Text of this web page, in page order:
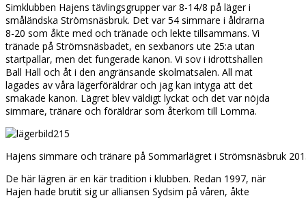
Simklubben Hajens tävlingsgrupper var 8-14/8 på läger i
småländska Strömsnäsbruk. Det var 54 simmare i åldrarna
8-20 som åkte med och tränade och lekte tillsammans. Vi
tränade på Strömsnäsbadet, en sexbanors ute 25:a utan
startpallar, men det fungerade kanon. Vi sov i idrottshallen
Ball Hall och åt i den angränsande skolmatsalen. All mat
lagades av våra lägerföräldrar och jag kan intyga att det
smakade kanon. Lägret blev väldigt lyckat och det var nöjda
simmare, tränare och föräldrar som återkom till Lomma.
Hajens simmare och tränare på Sommarlägret i Strömsnäsbruk
De här lägren är en kär tradition i klubben. Redan 1997, när
Hajen hade brutit sig ur alliansen Sydsim på våren, åkte